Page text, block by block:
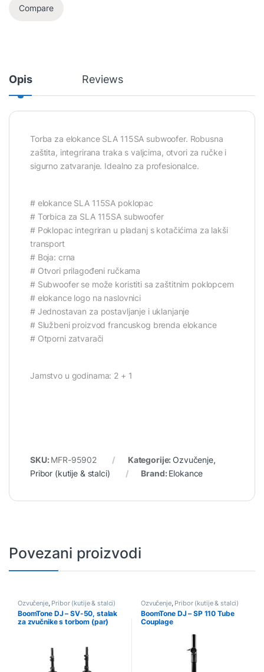
Compare
Opis Reviews
Torba za elokance SLA 115SA subwoofer. Robusna
zaštita, integrirana traka s valjcima, otvori za ručke i
sigurno zatvaranje. Idealno za profesionalce.
# elokance SLA 115SA poklopac
# Torbica za SLA 115SA subwoofer
# Poklopac integriran u pladanj s kotačićima za lakši
transport
# Boja: crna
# Otvori prilagođeni ručkama
# Subwoofer se može koristiti sa zaštitnim poklopcem
# elokance logo na naslovnici
# Jednostavan za postavljanje i uklanjanje
# Službeni proizvod francuskog brenda elokance
# Otporni zatvarači
Jamstvo u godinama: 2 + 1
SKU:MFR-95902 Kategorije:Ozvučenje,
Pribor (kutije & stalci)
Brand:Elokance
Povezani proizvodi
Ozvučenje, Pribor (kutije & stalci)
BoomTone DJ – SV-50, stalak
za zvučnike s torbom (par)
Ozvučenje, Pribor (kutije & stalci)
BoomTone DJ – SP 110 Tube
Couplage